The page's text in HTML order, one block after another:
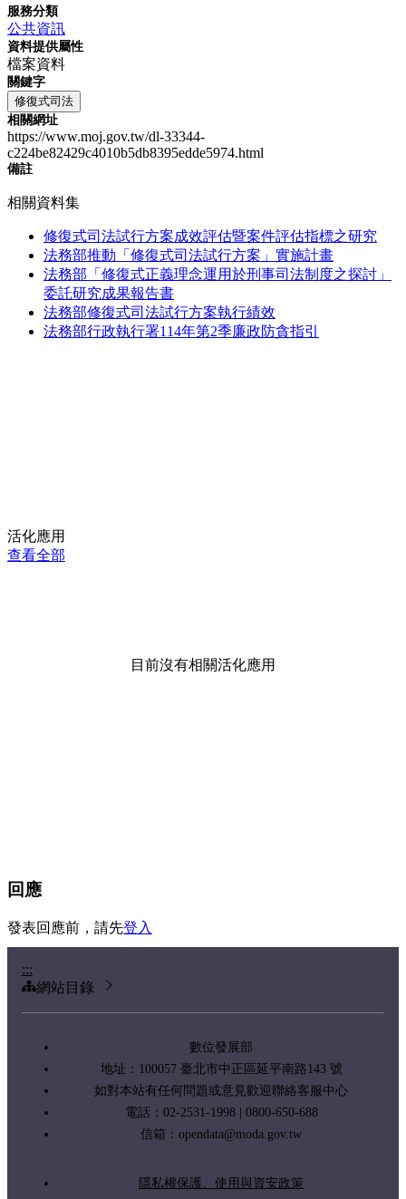
服務分類
公共資訊
資料提供屬性
檔案資料
關鍵字
修復式司法
相關網址
https://www.moj.gov.tw/dl-33344-
c224be82429c4010b5db8395edde5974.html
備註
相關資料集
修復式司法試行方案成效評估暨案件評估指標之研究
法務部推動「修復式司法試行方案」實施計畫
法務部「修復式正義理念運用於刑事司法制度之探討」
委託研究成果報告書
法務部修復式司法試行方案執行績效
法務部行政執行署114年第2季廉政防貪指引
活化應用
查看全部
目前沒有相關活化應用
回應
發表回應前，請先登入
:::
網站目錄
數位發展部
地址：100057 臺北市中正區延平南路143 號
如對本站有任何問題或意見歡迎聯絡客服中心
電話：02-2531-1998 | 0800-650-688
信箱： opendata@moda.gov.tw
隱私權保護、使用與資安政策